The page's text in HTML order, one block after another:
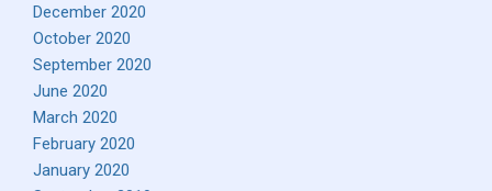
December 2020
October 2020
September 2020
June 2020
March 2020
February 2020
January 2020